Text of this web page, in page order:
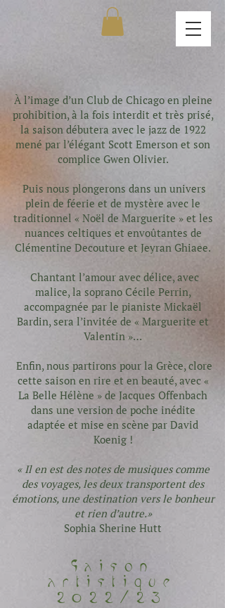
À l’image d’un Club de Chicago en pleine
prohibition, à la fois interdit et très prisé,
la saison débutera avec le jazz de 1922
mené par l’élégant Scott Emerson et son
complice Gwen Olivier.
Puis nous plongerons dans un univers
plein de féerie et de mystère avec le
traditionnel « Noël de Marguerite » et les
nuances celtiques et envoûtantes de
Clémentine Decouture et Jeyran Ghiaee.
Chantant l’amour avec délice, avec
malice, la soprano Cécile Perrin,
accompagnée par le pianiste Mickaël
Bardin, sera l’invitée de « Marguerite et
Valentin »…
Enfin, nous partirons pour la Grèce, clore
cette saison en rire et en beauté, avec «
La Belle Hélène » de Jacques Offenbach
dans une version de poche inédite
adaptée et mise en scène par David
Koenig !
« Il en est des notes de musiques comme
des voyages, les deux transportent des
émotions, une destination vers le bonheur
et rien d’autre.»
Sophia Sherine Hutt
Saison
artistique
2022/23